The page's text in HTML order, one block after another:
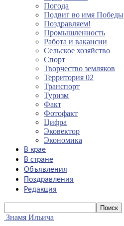
Погода
Подвиг во имя Победы
Поздравляем!
Промышленность
Работа и вакансии
Сельское хозяйство
Спорт
Творчество земляков
Территория 02
Транспорт
Туризм
Факт
Фотофакт
Цифра
Эковектор
Экономика
В крае
В стране
Объявления
Поздравления
Редакция
Знамя Ильича